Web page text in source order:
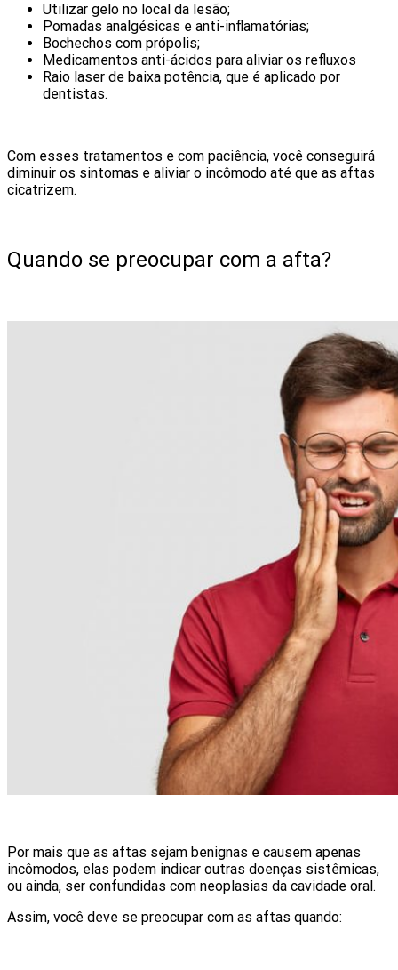
Utilizar gelo no local da lesão;
Pomadas analgésicas e anti-inflamatórias;
Bochechos com própolis;
Medicamentos anti-ácidos para aliviar os refluxos
Raio laser de baixa potência, que é aplicado por
dentistas.
Com esses tratamentos e com paciência, você conseguirá
diminuir os sintomas e aliviar o incômodo até que as aftas
cicatrizem.
Quando se preocupar com a afta?
Por mais que as aftas sejam benignas e causem apenas
incômodos, elas podem indicar outras doenças sistêmicas,
ou ainda, ser confundidas com neoplasias da cavidade oral.
Assim, você deve se preocupar com as aftas quando: